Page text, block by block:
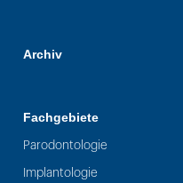
Archiv
Fachgebiete
Parodontologie
Implantologie